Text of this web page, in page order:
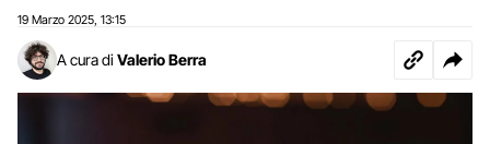
19 Marzo 2025 13:15
A cura di Valerio Berra